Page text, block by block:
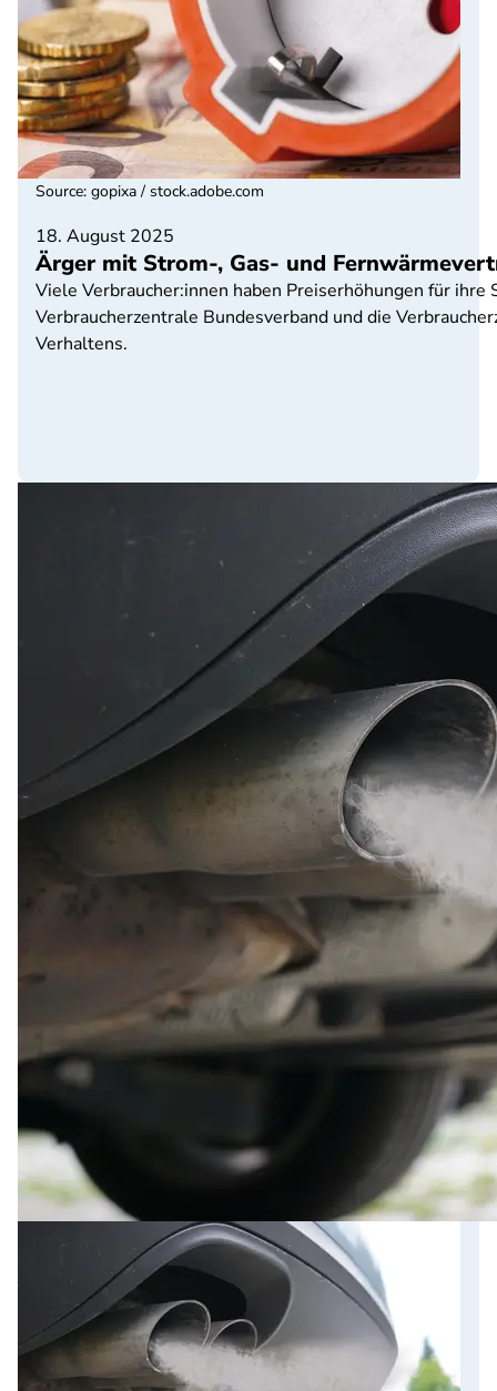
18. August 2025
Ärger mit Strom-, Gas- und
Viele Verbraucher:innen haben Preiserhöhungen für
Verbraucherzentrale Bundesverband und die
Verhaltens.
Source: gopixa / stock.adobe.com